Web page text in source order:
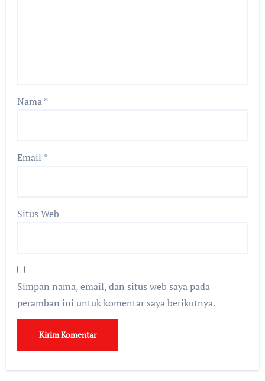
Nama*
Email *
Situs Web
Simpan nama, email, dan situs web saya pada
peramban ini untuk komentar saya berikutnya.